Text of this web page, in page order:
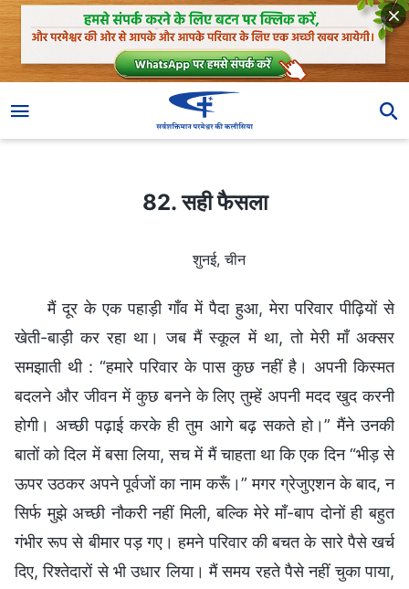
82. सही फैसला
शुनई, चीन
मैं दूर के एक पहाड़ी गाँव में पैदा हुआ, मेरा परिवार पीढ़ियों से
खेती-बाड़ी कर रहा था। जब मैं स्कूल में था, तो मेरी माँ अक्सर
समझाती थी : “हमारे परिवार के पास कुछ नहीं है। अपनी किस्मत
बदलने और जीवन में कुछ बनने के लिए तुम्हें अपनी मदद खुद करनी
होगी। अच्छी पढ़ाई करके ही तुम आगे बढ़ सकते हो।” मैंने उनकी
बातों को दिल में बसा लिया, सच में मैं चाहता था कि एक दिन “भीड़ से
ऊपर उठकर अपने पूर्वजों का नाम करूँ।” मगर ग्रेजुएशन के बाद, न
सिर्फ मुझे अच्छी नौकरी नहीं मिली, बल्कि मेरे माँ-बाप दोनों ही बहुत
गंभीर रूप से बीमार पड़ गए। हमने परिवार की बचत के सारे पैसे खर्च
दिए, रिश्तेदारों से भी उधार लिया। मैं समय रहते पैसे नहीं चुका पाया,